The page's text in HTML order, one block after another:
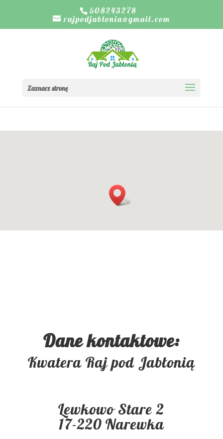
508243278
rajpodjablonia@gmail.com
Zaznacz stronę
Dane kontaktowe:
Kwatera Raj pod Jabłonią
Lewkowo Stare 2
17-220 Narewka